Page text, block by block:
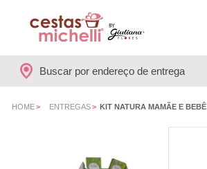
Buscar por endereço de entrega
HOME> ENTREGAS> KIT NATURA MAMÃE E BEBÊ